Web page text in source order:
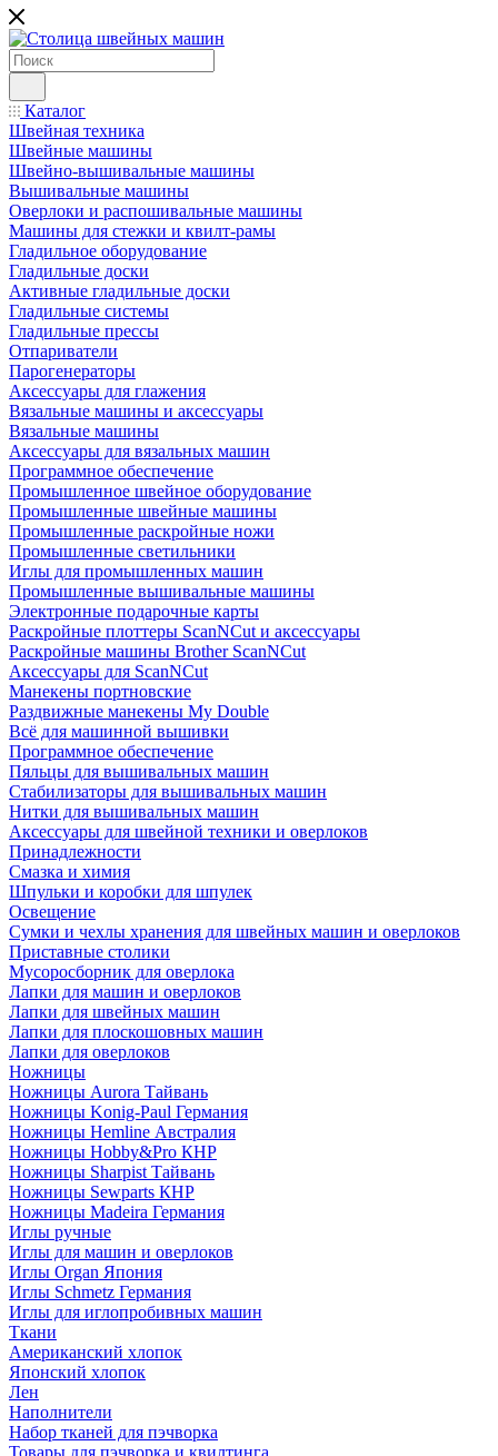
Каталог
Швейная техника
Швейные машины
Швейно-вышивальные машины
Вышивальные машины
Оверлоки и распошивальные машины
Машины для стежки и квилт-рамы
Гладильное оборудование
Гладильные доски
Активные гладильные доски
Гладильные системы
Гладильные прессы
Отпариватели
Парогенераторы
Аксессуары для глажения
Вязальные машины и аксессуары
Вязальные машины
Аксессуары для вязальных машин
Программное обеспечение
Промышленное швейное оборудование
Промышленные швейные машины
Промышленные раскройные ножи
Промышленные светильники
Иглы для промышленных машин
Промышленные вышивальные машины
Электронные подарочные карты
Раскройные плоттеры ScanNCut и аксессуары
Раскройные машины Brother ScanNCut
Аксессуары для ScanNCut
Манекены портновские
Раздвижные манекены My Double
Всё для машинной вышивки
Программное обеспечение
Пяльцы для вышивальных машин
Стабилизаторы для вышивальных машин
Нитки для вышивальных машин
Аксессуары для швейной техники и оверлоков
Принадлежности
Смазка и химия
Шпульки и коробки для шпулек
Освещение
Сумки и чехлы хранения для швейных машин и оверлоков
Приставные столики
Мусоросборник для оверлока
Лапки для машин и оверлоков
Лапки для швейных машин
Лапки для плоскошовных машин
Лапки для оверлоков
Ножницы
Ножницы Aurora Тайвань
Ножницы Konig-Paul Германия
Ножницы Hemline Австралия
Ножницы Hobby&Pro КНР
Ножницы Sharpist Тайвань
Ножницы Sewparts КНР
Ножницы Madeira Германия
Иглы ручные
Иглы для машин и оверлоков
Иглы Organ Япония
Иглы Schmetz Германия
Иглы для иглопробивных машин
Ткани
Американский хлопок
Японский хлопок
Лен
Наполнители
Набор тканей для пэчворка
Товары для пэчворка и квилтинга